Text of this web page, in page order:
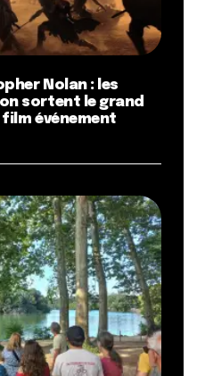
Nolan : les
sortent le grand
événement